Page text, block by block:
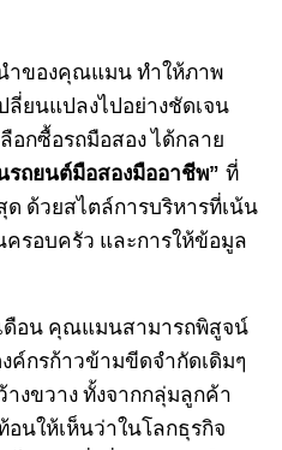
ำของคุณแมน ทำให้ภาพ
ยนแปลงไปอย่างชัดเจน
อกซื้อรถมือสอง ได้กลาย
รถยนต์มือสองมืออาชีพ” ที่
ด ด้วยสไตล์การบริหารที่เน้น
รอบครัว และการให้ข้อมูล
เดือน คุณแมนสามารถพิสูจน์
ค์กรก้าวข้ามขีดจำกัดเดิมๆ
งขวาง ทั้งจากกลุ่มลูกค้า
นให้เห็นว่าในโลกธุรกิจ